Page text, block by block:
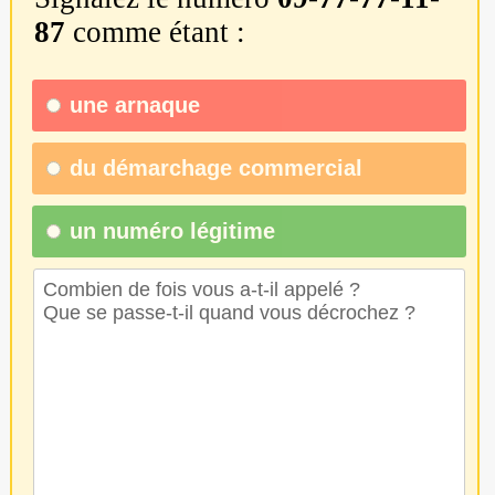
87 comme étant :
une arnaque
du démarchage commercial
un numéro légitime